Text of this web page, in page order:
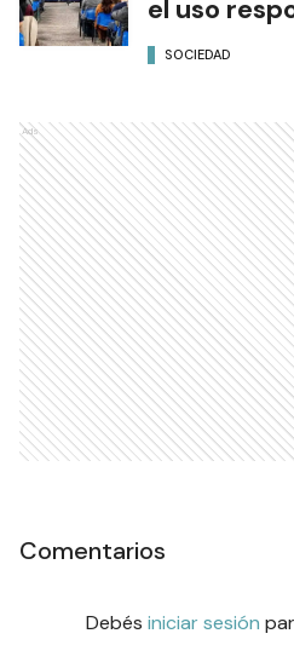
el uso
SOCIEDAD
Ads
Comentarios
Debés iniciar sesión